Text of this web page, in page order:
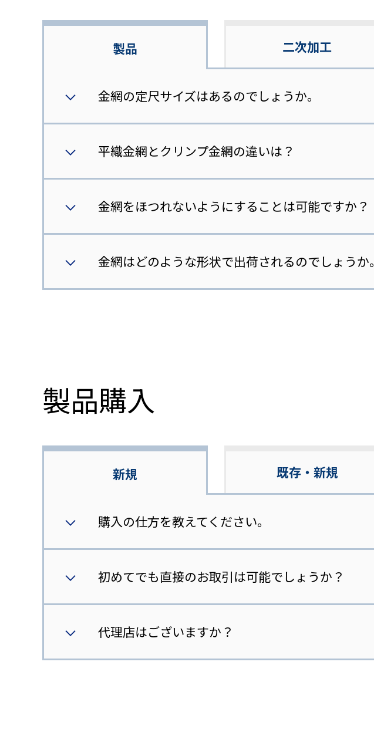
製品 二次加工
金網の定尺サイズはあるのでしょうか。
平織金網とクリンプ金網の違いは？
金網をほつれないようにすることは可能ですか？
金網はどのような形状で出荷されるのでしょうか。
製品購入
新規 既存・新規
購入の仕方を教えてください。
初めてでも直接のお取引は可能でしょうか？
代理店はございますか？